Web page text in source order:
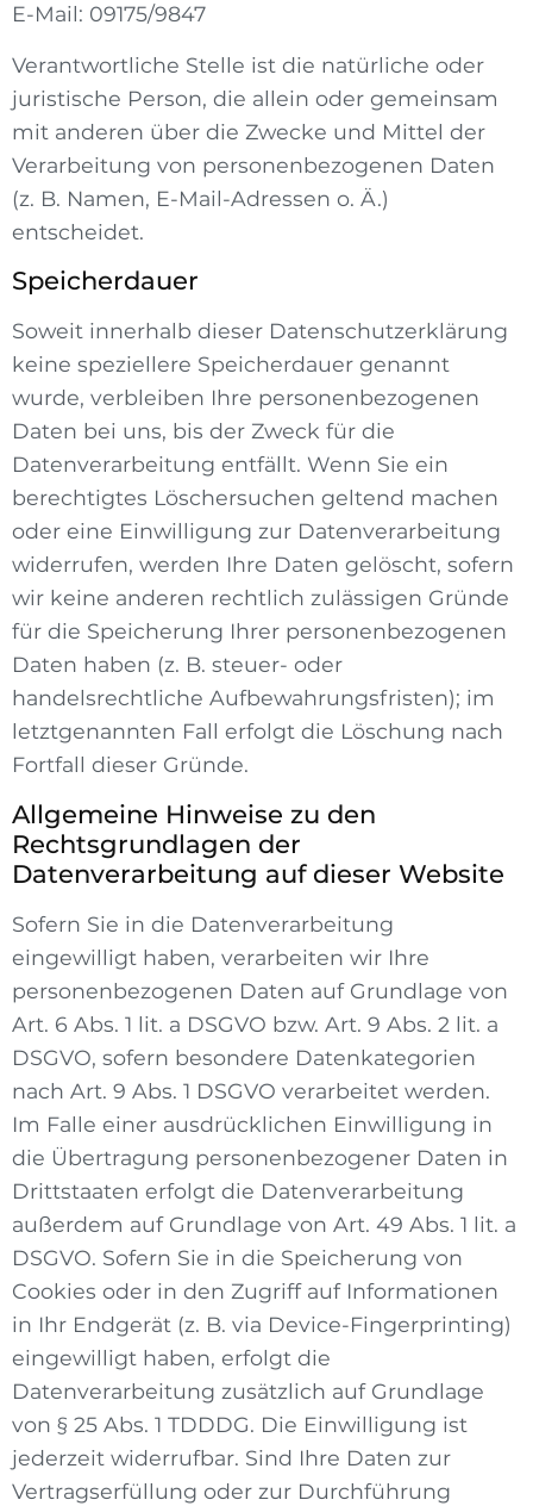
E-Mail: 09175/9847
Verantwortliche Stelle ist die natürliche oder
juristische Person, die allein oder gemeinsam
mit anderen über die Zwecke und Mittel der
Verarbeitung von personenbezogenen Daten
(z. B. Namen, E-Mail-Adressen o. Ä.)
entscheidet.
Speicherdauer
Soweit innerhalb dieser Datenschutzerklärung
keine speziellere Speicherdauer genannt
wurde, verbleiben Ihre personenbezogenen
Daten bei uns, bis der Zweck für die
Datenverarbeitung entfällt. Wenn Sie ein
berechtigtes Löschersuchen geltend machen
oder eine Einwilligung zur Datenverarbeitung
widerrufen, werden Ihre Daten gelöscht, sofern
wir keine anderen rechtlich zulässigen Gründe
für die Speicherung Ihrer personenbezogenen
Daten haben (z. B. steuer- oder
handelsrechtliche Aufbewahrungsfristen); im
letztgenannten Fall erfolgt die Löschung nach
Fortfall dieser Gründe.
Allgemeine Hinweise zu den
Rechtsgrundlagen der
Datenverarbeitung auf dieser Website
Sofern Sie in die Datenverarbeitung
eingewilligt haben, verarbeiten wir Ihre
personenbezogenen Daten auf Grundlage von
Art. 6 Abs. 1 lit. a DSGVO bzw. Art. 9 Abs. 2 lit. a
DSGVO, sofern besondere Datenkategorien
nach Art. 9 Abs. 1 DSGVO verarbeitet werden.
Im Falle einer ausdrücklichen Einwilligung in
die Übertragung personenbezogener Daten in
Drittstaaten erfolgt die Datenverarbeitung
außerdem auf Grundlage von Art. 49 Abs. 1 lit. a
DSGVO. Sofern Sie in die Speicherung von
Cookies oder in den Zugriff auf Informationen
in Ihr Endgerät (z. B. via Device-Fingerprinting)
eingewilligt haben, erfolgt die
Datenverarbeitung zusätzlich auf Grundlage
von § 25 Abs. 1 TDDDG. Die Einwilligung ist
jederzeit widerrufbar. Sind Ihre Daten zur
Vertragserfüllung oder zur Durchführung